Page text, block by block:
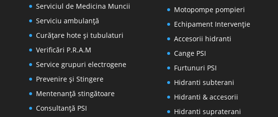
Serviciul de Medicina Muncii
Serviciu ambulanță
Curățare hote și tubulaturi
Verificări P.R.A.M
Service grupuri electrogene
Prevenire şi Stingere
Mentenanţă stingătoare
Consultanţă PSI
Motopompe pompieri
Echipament Intervenție
Accesorii hidranti
Cange PSI
Furtunuri PSI
Hidranti subterani
Hidranti & accesorii
Hidranti supraterani